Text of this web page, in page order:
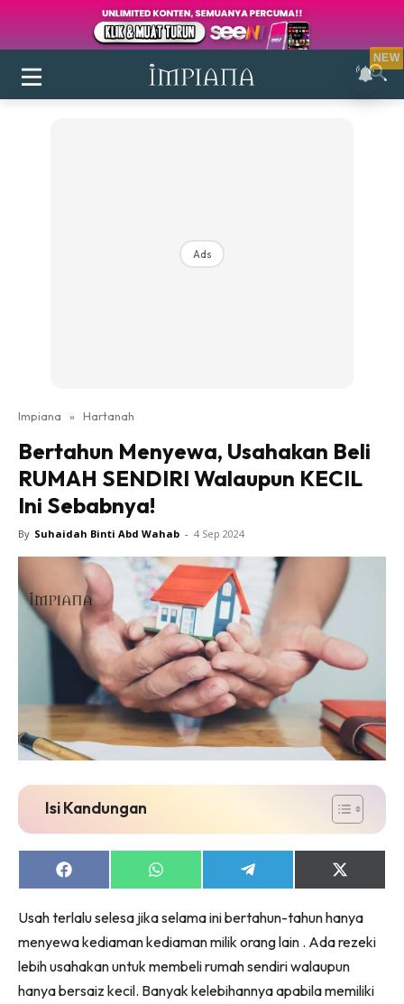
Login|Register
Ruang Makan
Ruang Tamu
Direktori
Interior Design
Landskap
Bilik Air
Bilik Tidur
Dapur
Ruang Makan
Make Over
Bilik Air
Bilik Tidur
Dapur
Ruang Makan
Menarik Lagi
Casa Impiana
Impiana Makeover
Makeover Ruang Selebriti
Destinasi
Hotel
Ads
Impiana » Hartanah
Bertahun Menyewa, Usahakan Beli
RUMAH SENDIRI Walaupun KECIL
Ini Sebabnya!
By Suhaidah Binti Abd Wahab - 4 Sep 2024
Isi Kandungan
Share
on
Share
on
Share
on
Share
on
(Twitter)
Usah terlalu selesa jika selama ini bertahun-tahun hanya
menyewa kediaman kediaman milik orang lain . Ada rezeki
lebih usahakan untuk membeli rumah sendiri walaupun
hanya bersaiz kecil. Banyak kelebihannya apabila memiliki
NEW